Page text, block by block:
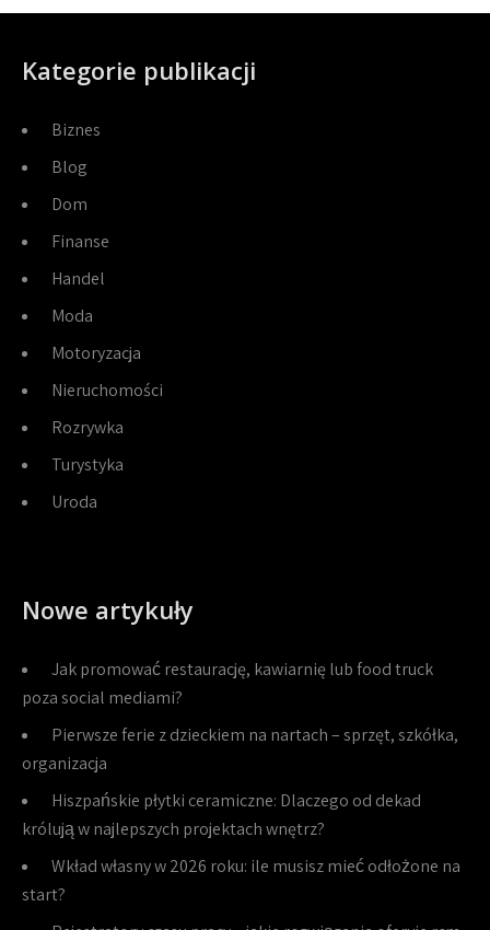
Kategorie publikacji
Biznes
Blog
Dom
Finanse
Handel
Moda
Motoryzacja
Nieruchomości
Rozrywka
Turystyka
Uroda
Nowe artykuły
Jak promować restaurację, kawiarnię lub food truck
poza social mediami?
Pierwsze ferie z dzieckiem na nartach – sprzęt, szkółka,
organizacja
Hiszpańskie płytki ceramiczne: Dlaczego od dekad
królują w najlepszych projektach wnętrz?
Wkład własny w 2026 roku: ile musisz mieć odłożone na
start?